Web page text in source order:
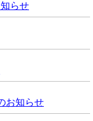
らせ
お知らせ